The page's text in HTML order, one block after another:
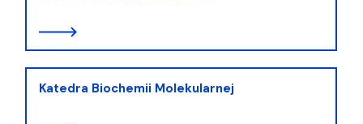
Katedra Biochemii Molekularnej